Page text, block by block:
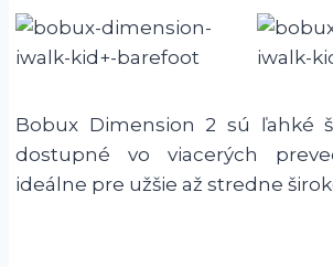
Bobux Dimension 2 sú ľahké
dostupné vo viacerých
ideálne pre užšie až stredne